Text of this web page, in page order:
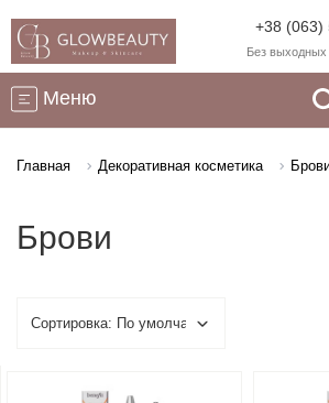
+38 (063)
Без выходных
Меню
Главная Декоративная косметика
Брови